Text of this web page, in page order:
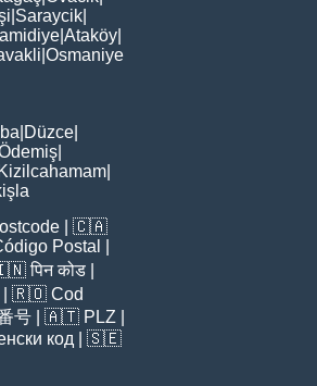
Saraycik
Ataköy
Osmaniye
Düzce
Kizilcahamam
| 🇨🇦
Postal
पिन कोड
| 🇷🇴 Cod
号 | 🇦🇹 PLZ
код | 🇸🇪